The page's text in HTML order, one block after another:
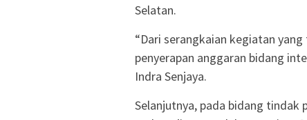
Selatan.
“Dari serangkaian kegiatan
penyerapan anggaran bidang
Indra Senjaya.
Selanjutnya, pada bidang tindak